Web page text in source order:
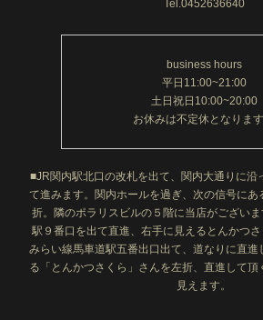
ます。もしお近くにお立ち寄
https://maps.app.goo.gl/
予約サイト⤵
start_page=1&is_guest=1
何かご質問などございましたら
https://lin.ee/58xPDJT
こちらの専用ラインより受け
日中に銀座店に関するウェブ
Tel.0452636640
business hours
平日11:00~21:00
土日祝日10:00~20:00
お休みは不定休となります
■JR関内駅北口の改札を出て、関内大通りに沿
て進みます。関内ホールを過ぎ、次の信号に
折。隣のポラリスビルの５階に当店がござい
駅９番口を出て直進、右手に見えるとんかつ
みらい線馬車道駅五番出口出て、道なりに直進
る「とんかつさくら」さんを左折、直進して
見えます。